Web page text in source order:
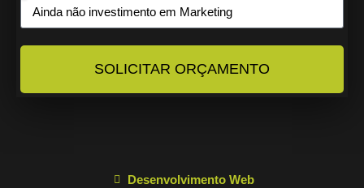
SOLICITAR ORÇAMENTO
Desenvolvimento Web